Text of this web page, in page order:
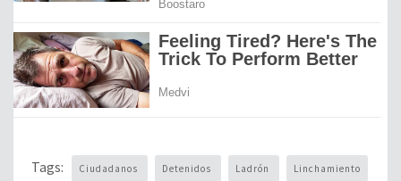
Tags: Ciudadanos Detenidos Ladrón Linchamiento